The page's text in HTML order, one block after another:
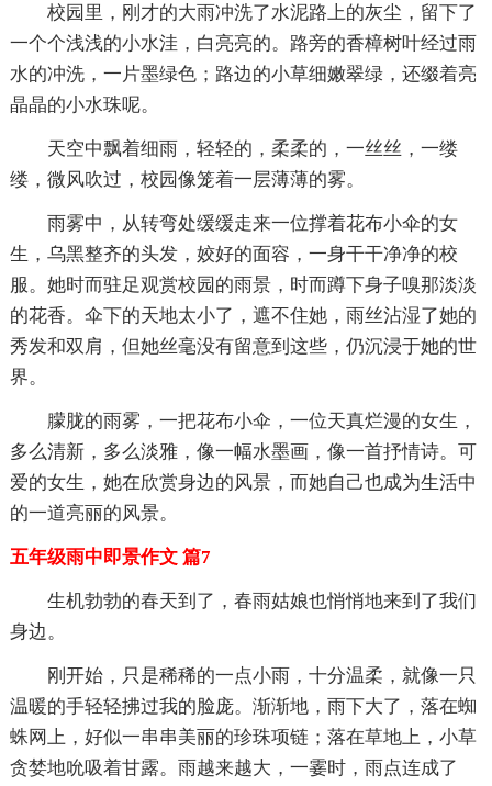
校园里，刚才的大雨冲洗了水泥路上的灰尘，留下了
一个个浅浅的小水洼，白亮亮的。路旁的香樟树叶经过雨
水的冲洗，一片墨绿色；路边的小草细嫩翠绿，还缀着亮
晶晶的小水珠呢。
天空中飘着细雨，轻轻的，柔柔的，一丝丝，一缕
缕，微风吹过，校园像笼着一层薄薄的雾。
雨雾中，从转弯处缓缓走来一位撑着花布小伞的女
生，乌黑整齐的头发，姣好的面容，一身干干净净的校
服。她时而驻足观赏校园的雨景，时而蹲下身子嗅那淡淡
的花香。伞下的天地太小了，遮不住她，雨丝沾湿了她的
秀发和双肩，但她丝毫没有留意到这些，仍沉浸于她的世
界。
朦胧的雨雾，一把花布小伞，一位天真烂漫的女生，
多么清新，多么淡雅，像一幅水墨画，像一首抒情诗。可
爱的女生，她在欣赏身边的风景，而她自己也成为生活中
的一道亮丽的风景。
五年级雨中即景作文 篇7
生机勃勃的春天到了，春雨姑娘也悄悄地来到了我们
身边。
刚开始，只是稀稀的一点小雨，十分温柔，就像一只
温暖的手轻轻拂过我的脸庞。渐渐地，雨下大了，落在蜘
蛛网上，好似一串串美丽的珍珠项链；落在草地上，小草
贪婪地吮吸着甘露。雨越来越大，一霎时，雨点连成了